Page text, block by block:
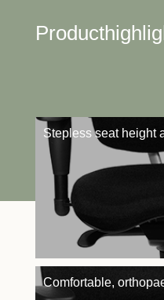
Stepless seat height
Comfortable,